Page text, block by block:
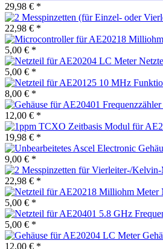
29,98 € *
22,98 € *
5,00 € *
5,00 € *
8,00 € *
12,00 € *
19,98 € *
9,00 € *
22,98 € *
5,00 € *
5,00 € *
12,00 € *